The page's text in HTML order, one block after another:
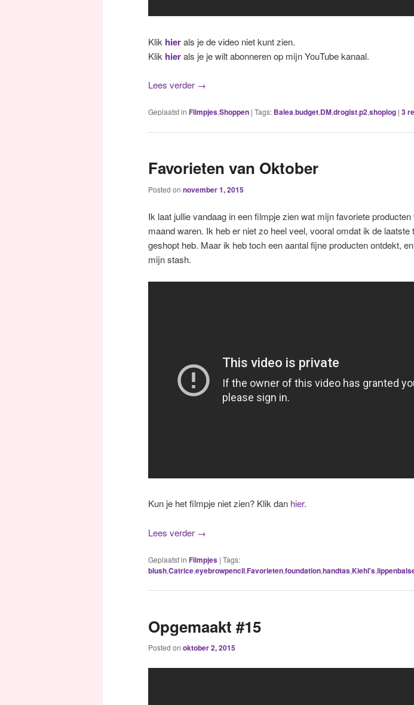
Klik hierals je de video niet kunt zien.
Klik hierals je je wilt abonneren op mijn YouTube kanaal.
Lees verder →
Geplaatst in Filmpjes,Shoppen | Tags: Balea,budget,DM,drogist,p2,shoplog | 3
Favorieten van Oktober
Posted on november 1, 2015
Ik laat jullie vandaag in een filmpje zien wat mijn favoriete
maand waren. Ik heb er niet zo heel veel, vooral omdat ik de laatste
geshopt heb. Maar ik heb toch een aantal fijne producten ontdekt,
mijn stash.
Kun je het filmpje niet zien? Klik dan hier.
Lees verder →
Geplaatst in Filmpjes | Tags:
blush,Catrice,eyebrowpencil,Favorieten,foundation,handtas,Kiehl's,
Opgemaakt #15
Posted on oktober 2, 2015